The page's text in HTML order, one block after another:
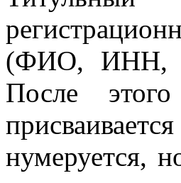
(ФИО, ИНН,
После
нумеруется,